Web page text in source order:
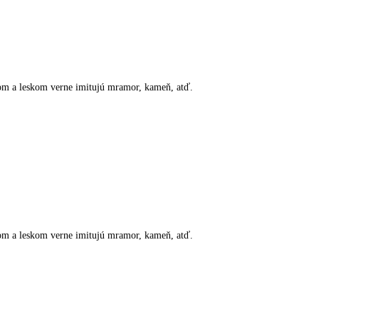
a leskom verne imitujú mramor, kameň, atď.
a leskom verne imitujú mramor, kameň, atď.